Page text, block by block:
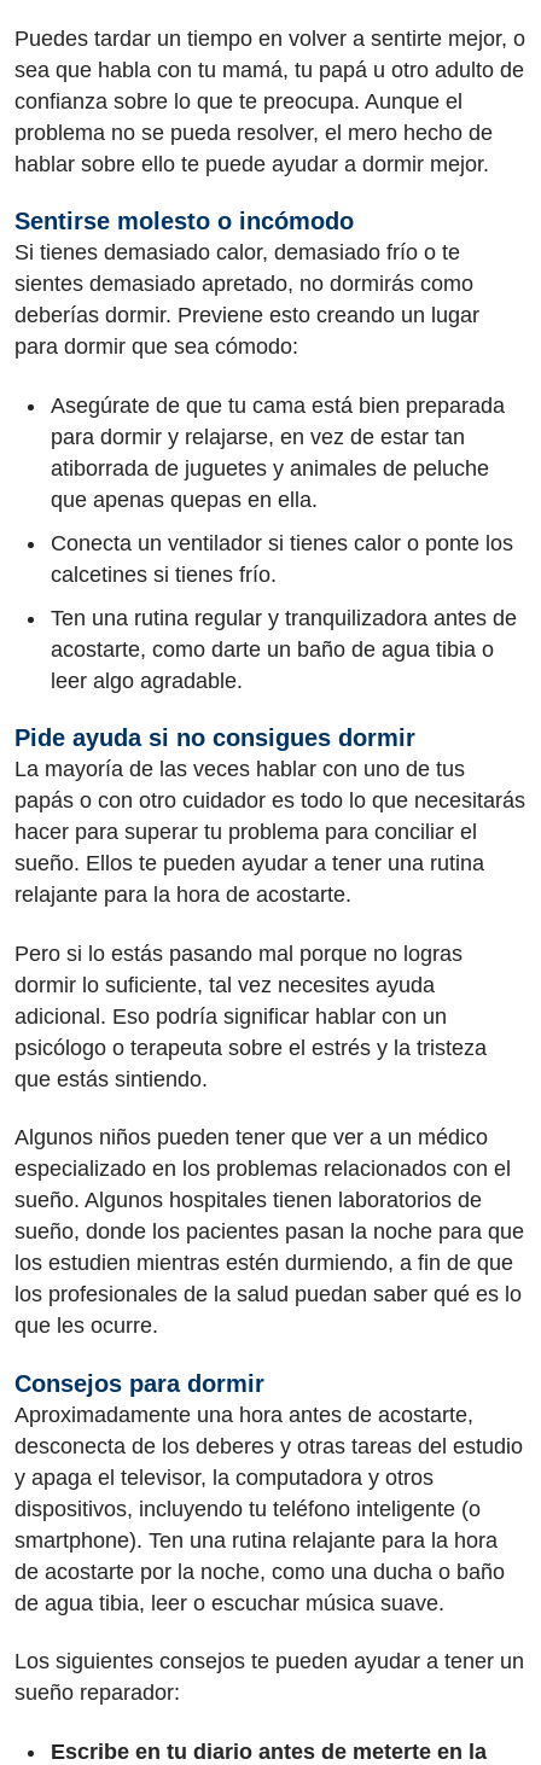
Puedes tardar un tiempo en volver a sentirte mejor, o
sea que habla con tu mamá, tu papá u otro adulto de
confianza sobre lo que te preocupa. Aunque el
problema no se pueda resolver, el mero hecho de
hablar sobre ello te puede ayudar a dormir mejor.
Sentirse molesto o incómodo
Si tienes demasiado calor, demasiado frío o te
sientes demasiado apretado, no dormirás como
deberías dormir. Previene esto creando un lugar
para dormir que sea cómodo:
Asegúrate de que tu cama está bien preparada
para dormir y relajarse, en vez de estar tan
atiborrada de juguetes y animales de peluche
que apenas quepas en ella.
Conecta un ventilador si tienes calor o ponte los
calcetines si tienes frío.
Ten una rutina regular y tranquilizadora antes de
acostarte, como darte un baño de agua tibia o
leer algo agradable.
Pide ayuda si no consigues dormir
La mayoría de las veces hablar con uno de tus
papás o con otro cuidador es todo lo que necesitarás
hacer para superar tu problema para conciliar el
sueño. Ellos te pueden ayudar a tener una rutina
relajante para la hora de acostarte.
Pero si lo estás pasando mal porque no logras
dormir lo suficiente, tal vez necesites ayuda
adicional. Eso podría significar hablar con un
psicólogo o terapeuta sobre el estrés y la tristeza
que estás sintiendo.
Algunos niños pueden tener que ver a un médico
especializado en los problemas relacionados con el
sueño. Algunos hospitales tienen laboratorios de
sueño, donde los pacientes pasan la noche para que
los estudien mientras estén durmiendo, a fin de que
los profesionales de la salud puedan saber qué es lo
que les ocurre.
Consejos para dormir
Aproximadamente una hora antes de acostarte,
desconecta de los deberes y otras tareas del estudio
y apaga el televisor, la computadora y otros
dispositivos, incluyendo tu teléfono inteligente (o
smartphone). Ten una rutina relajante para la hora
de acostarte por la noche, como una ducha o baño
de agua tibia, leer o escuchar música suave.
Los siguientes consejos te pueden ayudar a tener un
sueño reparador:
Escribe en tu diario antes de meterte en la